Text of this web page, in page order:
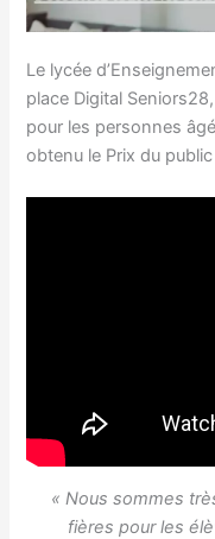
Le lycée
place Digital
pour les personnes
obtenu le Prix du
« Nous sommes
fières pour les